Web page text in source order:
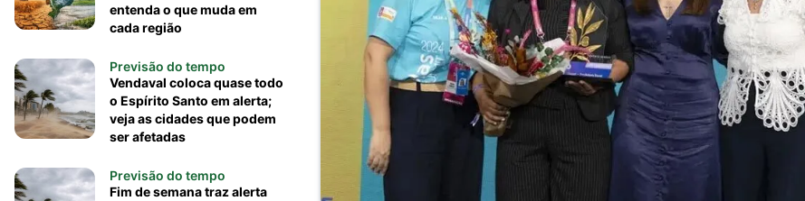
entenda o que muda em
cada região
Previsão do tempo
Vendaval coloca quase todo
o Espírito Santo em alerta;
veja as cidades que podem
ser afetadas
Previsão do tempo
Fim de semana traz alerta